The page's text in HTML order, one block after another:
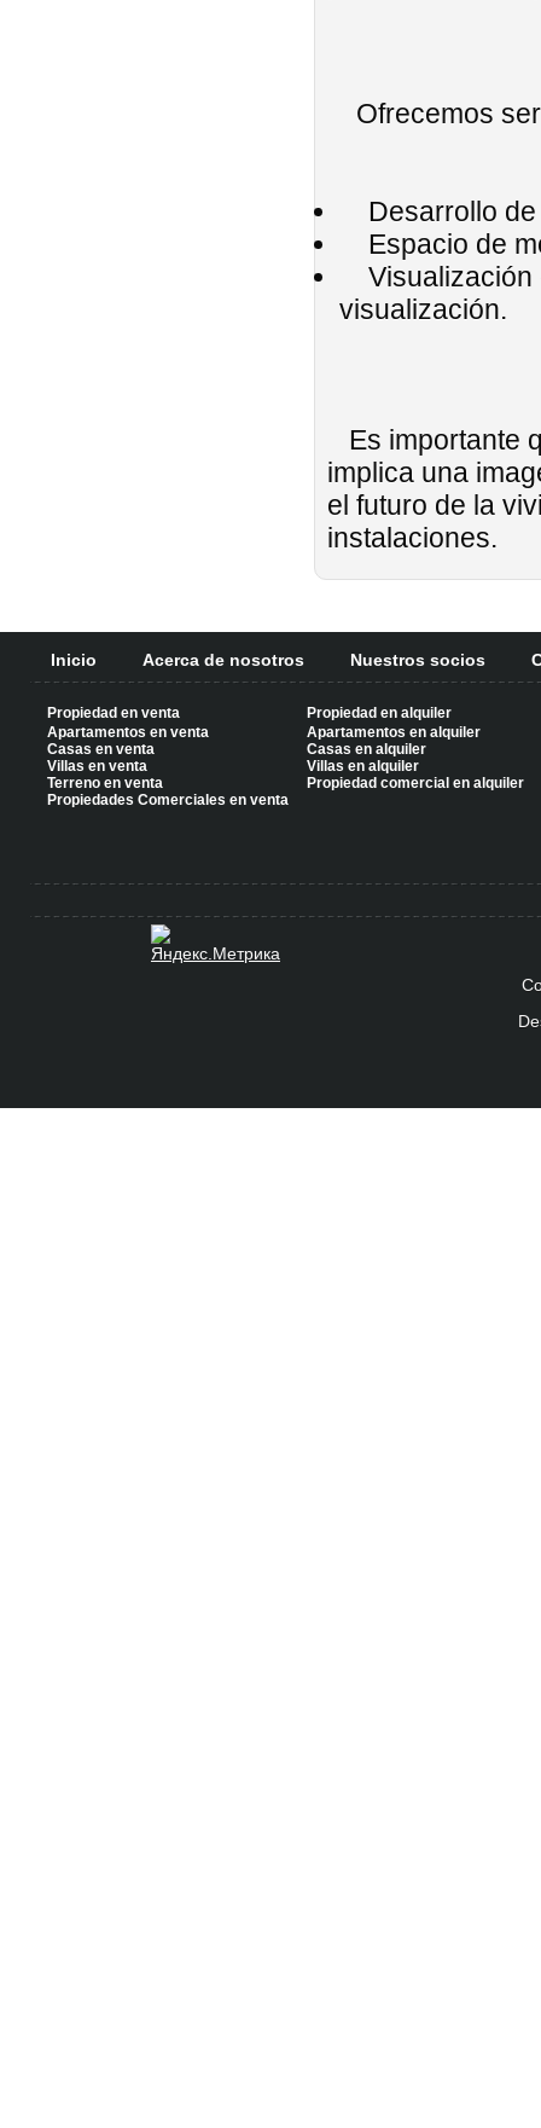
Ofrecemos
Desarrollo de
Espacio de
Visualización
visualización.
Es importante
implica una
el futuro de la
instalaciones.
Inicio Acerca de nosotros Nuestros socios
Propiedad en venta
Apartamentos en venta
Casas en venta
Villas en venta
Terreno en venta
Propiedades Comerciales en venta
Propiedad en alquiler
Apartamentos en alquiler
Casas en alquiler
Villas en alquiler
Propiedad comercial en alquiler